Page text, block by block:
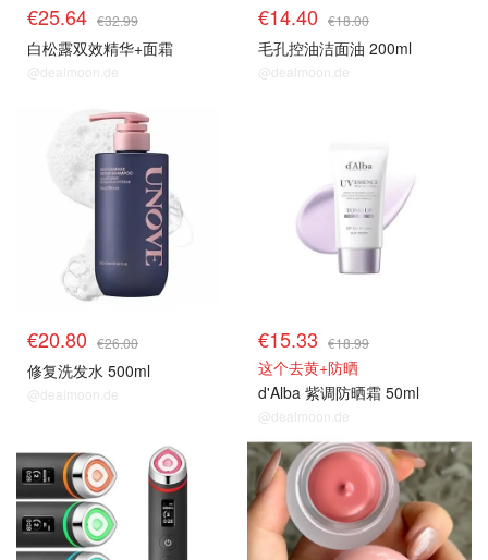
€25.64 €32.99
白松露双效精华+面霜
@dealmoon.de
€14.40 €18.00
毛孔控油洁面油 200ml
@dealmoon.de
€20.80 €26.00
修复洗发水 500ml
@dealmoon.de
€15.33 €18.99
这个去黄+防晒
d'Alba 紫调防晒霜 50ml
@dealmoon.de